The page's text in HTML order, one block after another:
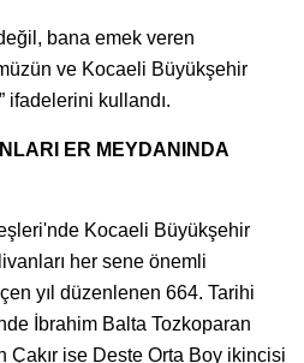
bana emek veren
ve Kocaeli Büyükşehir
ifadelerini kullandı.
ER MEYDANINDA
Kocaeli Büyükşehir
her sene önemli
yıl düzenlenen 664. Tarihi
İbrahim Balta Tozkoparan
Çakır ise Deste Orta Boy ikincisi